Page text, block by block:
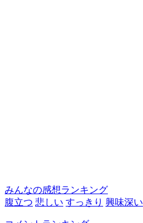
みんなの感想ランキング
腹立つ 悲しい すっきり 興味深い